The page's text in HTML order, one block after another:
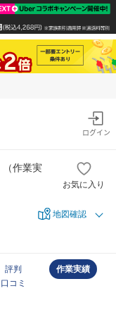
ログイン
（作業実
お気に入り
地図確認
評判
口コミ
作業実績